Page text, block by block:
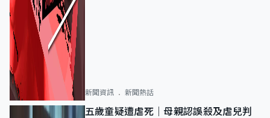
新聞資訊 新聞熱話
五歲童疑遭虐死｜母親認誤殺及虐兒判